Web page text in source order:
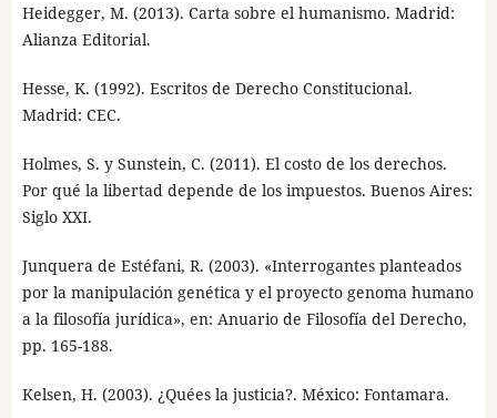
Heidegger, M. (2013). Carta sobre el humanismo. Madrid:
Alianza Editorial.
Hesse, K. (1992). Escritos de Derecho Constitucional.
Madrid: CEC.
Holmes, S. y Sunstein, C. (2011). El costo de los derechos.
Por qué la libertad depende de los impuestos. Buenos Aires:
Siglo XXI.
Junquera de Estéfani, R. (2003). «Interrogantes planteados
por la manipulación genética y el proyecto genoma humano
a la filosofía jurídica», en: Anuario de Filosofía del Derecho,
pp. 165-188.
Kelsen, H. (2003). ¿Quées la justicia?. México: Fontamara.